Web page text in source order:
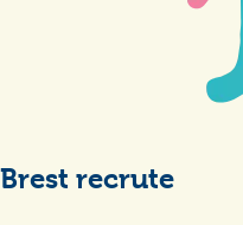
recrute
ans, font de la
une